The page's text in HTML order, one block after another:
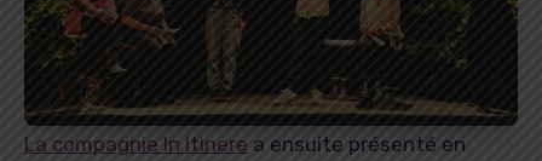
La compagnie In Itinere a ensuite présenté en